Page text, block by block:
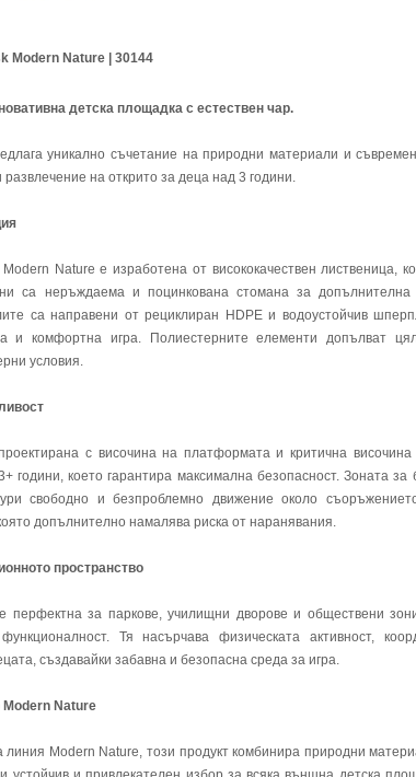
Modern Nature | 30144
детска площадка с естествен чар.
уникално съчетание на природни материали и
на открито за деца над 3 години.
Nature е изработена от висококачествен лиственица,
са неръждаема и поцинкована стомана за допълнителна
са направени от рециклиран HDPE и водоустойчив
и комфортна игра. Полиестерните елементи допълват
условия.
с височина на платформата и критична
години, което гарантира максимална безопасност. Зоната за
свободно и безпроблемно движение около
допълнително намалява риска от наранявания.
пространство
перфектна за паркове, училищни дворове и обществени
Тя насърчава физическата активност,
създавайки забавна и безопасна среда за игра.
Nature
линия Modern Nature, този продукт комбинира природни